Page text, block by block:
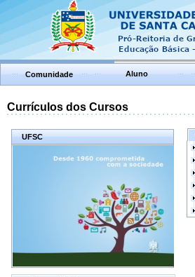
Comunidade Aluno
Currículos dos Cursos
UFSC